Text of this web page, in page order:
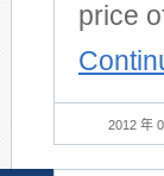
price
2012 年